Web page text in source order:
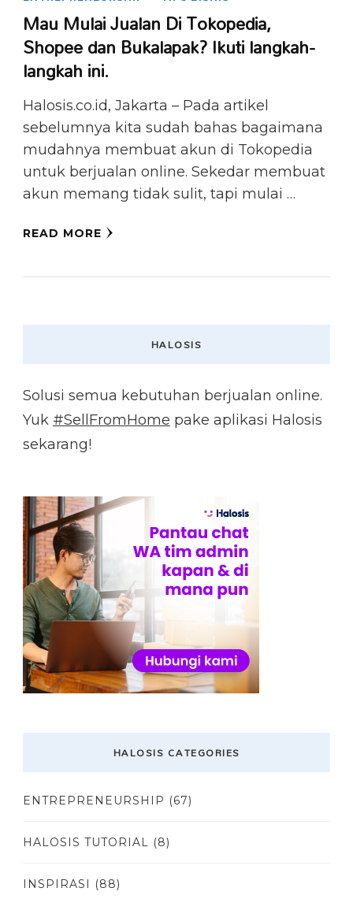
Mau Mulai Jualan Di Tokopedia,
Shopee dan Bukalapak? Ikuti langkah-
langkah ini.
Halosis.co.id, Jakarta – Pada artikel
sebelumnya kita sudah bahas bagaimana
mudahnya membuat akun di Tokopedia
untuk berjualan online. Sekedar membuat
akun memang tidak sulit, tapi mulai …
READ MORE
HALOSIS
Solusi semua kebutuhan berjualan online.
Yuk #SellFromHome pake aplikasi Halosis
sekarang!
HALOSIS CATEGORIES
ENTREPRENEURSHIP (67)
HALOSIS TUTORIAL (8)
INSPIRASI (88)